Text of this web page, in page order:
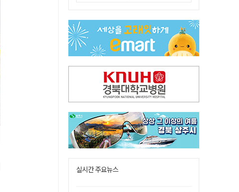
"상법개정해도 주주가 '봉'"…하이닉스 솔리다임 상장설에 술렁[개미와글와글]
전북 경찰 간부 '女교사 몰카' 아들 폰 부수고…"처벌 못하는 사안" 내부망에 글
노태악 출장에 부인 별도 일정 수행 직원도…보고서엔 '공식일정 참석'
실시간 주요뉴스